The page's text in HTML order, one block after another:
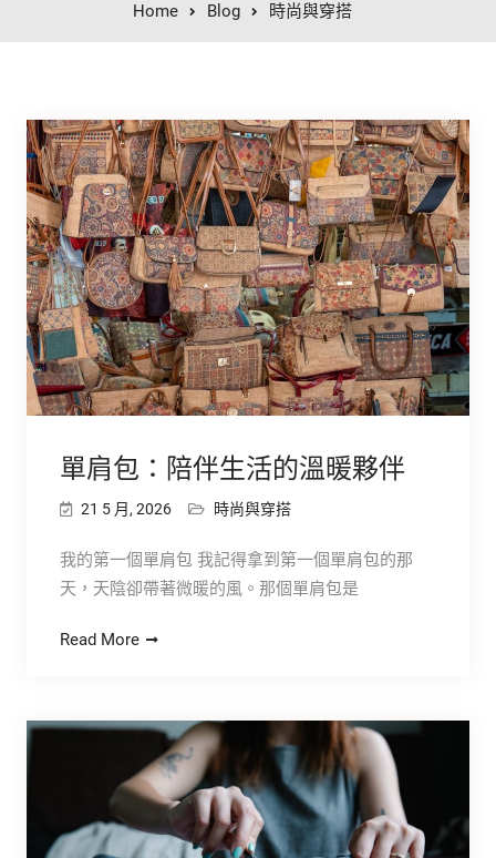
Home Blog 時尚與穿搭
單肩包：陪伴生活的溫暖夥伴
21 5 月, 2026 時尚與穿搭
我的第一個單肩包 我記得拿到第一個單肩包的那
天，天陰卻帶著微暖的風。那個單肩包是
Read More